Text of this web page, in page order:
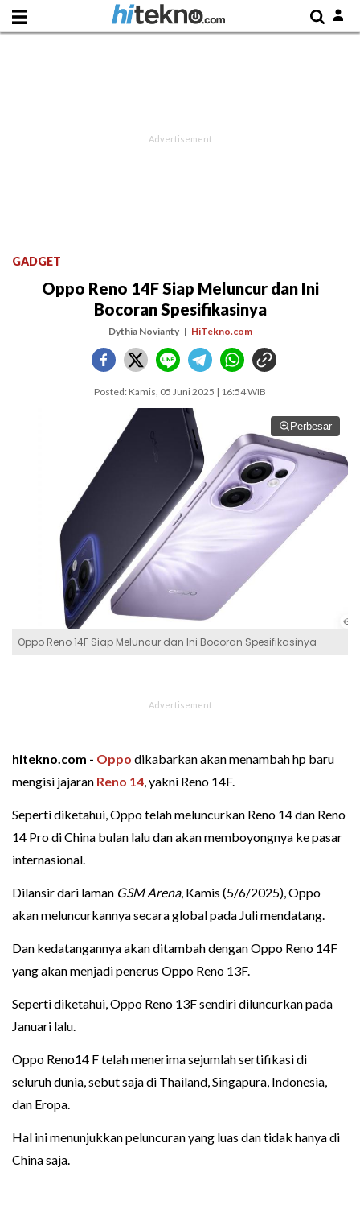
GADGET
Oppo Reno 14F Siap Meluncur dan Ini
Bocoran Spesifikasinya
Dythia Novianty HiTekno.com
Posted: Kamis, 05 Juni 2025 | 16:54 WIB
Perbesar
Oppo Reno 14F Siap Meluncur dan Ini Bocoran Spesifikasinya
hitekno.com - Oppo dikabarkan akan menambah hp baru
mengisi jajaran Reno 14, yakni Reno 14F.
Seperti diketahui, Oppo telah meluncurkan Reno 14 dan Reno
14 Pro di China bulan lalu dan akan memboyongnya ke pasar
internasional.
Dilansir dari laman GSM Arena, Kamis (5/6/2025), Oppo
akan meluncurkannya secara global pada Juli mendatang.
Dan kedatangannya akan ditambah dengan Oppo Reno 14F
yang akan menjadi penerus Oppo Reno 13F.
Seperti diketahui, Oppo Reno 13F sendiri diluncurkan pada
Januari lalu.
Oppo Reno14 F telah menerima sejumlah sertifikasi di
seluruh dunia, sebut saja di Thailand, Singapura, Indonesia,
dan Eropa.
Hal ini menunjukkan peluncuran yang luas dan tidak hanya di
China saja.